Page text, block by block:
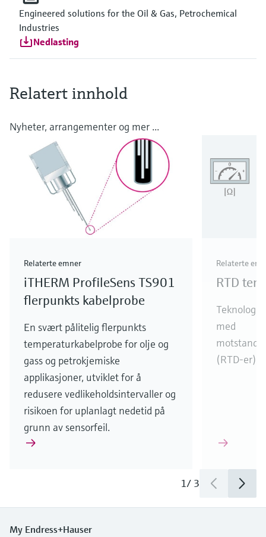
Engineered solutions for the Oil & Gas, Petrochemical
Industries
Nedlasting
Relatert innhold
Nyheter, arrangementer og mer ...
Relaterte emner
iTHERM ProfileSens TS901
flerpunkts kabelprobe
En svært pålitelig flerpunkts
temperaturkabelprobe for olje og
gass og petrokjemiske
applikasjoner, utviklet for å
redusere vedlikeholdsintervaller og
risikoen for uplanlagt nedetid på
grunn av sensorfeil.
Relaterte
RTD
Teknologi,
med
(RTD-er) i
1/ 3
My Endress+Hauser